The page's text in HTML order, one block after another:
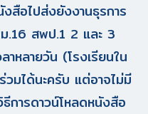
สือไปส่งยังงานธุรการ
.16 สพป.1 2 และ 3
าหลายวัน (โรงเรียนใน
มได้นะครับ แต่อาจไม่มี
การดาวน์โหลดหนังสือ